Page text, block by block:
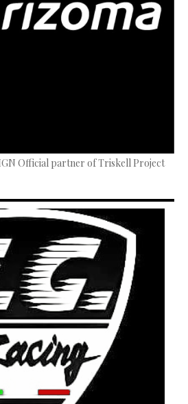
Official partner of Triskell Project